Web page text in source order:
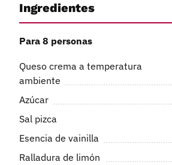
Ingredientes
Para 8 personas
Queso crema a temperatura
ambiente
Azúcar
Sal pizca
Esencia de vainilla
Ralladura de limón